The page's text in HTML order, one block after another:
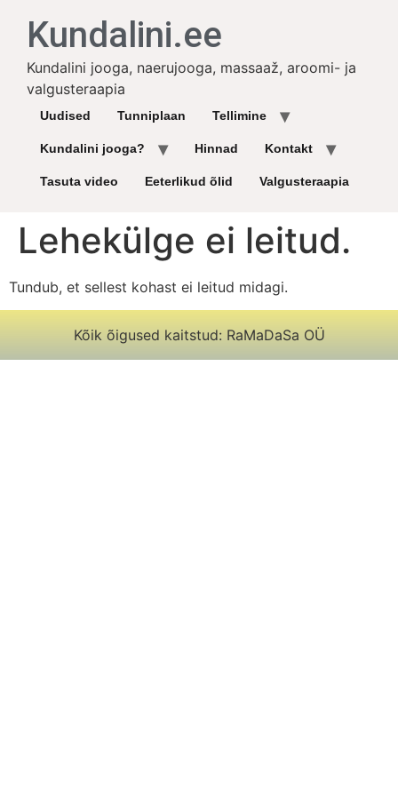
Kundalini.ee
Kundalini jooga, naerujooga, massaaž, aroomi- ja
valgusteraapia
Uudised Tunniplaan Tellimine
Kundalini jooga? Hinnad Kontakt
Tasuta video Eeterlikud õlid Valgusteraapia
Lehekülge ei leitud.
Tundub, et sellest kohast ei leitud midagi.
Kõik õigused kaitstud: RaMaDaSa OÜ